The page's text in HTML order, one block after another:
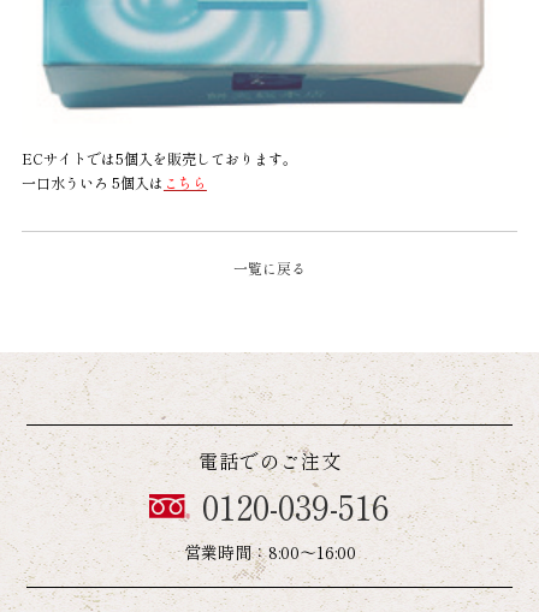
ECサイトでは5個入を販売しております。
一口水ういろ 5個入は こちら
一覧に戻る
電話でのご注文
0120-039-516
営業時間：8:00～16:00